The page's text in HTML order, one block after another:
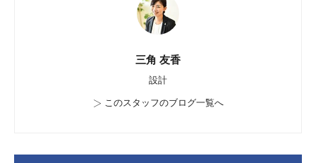
三角 友香
設計
> このスタッフのブログ一覧へ